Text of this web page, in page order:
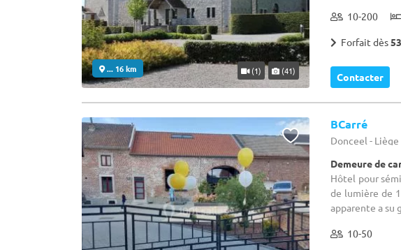
... 16 km (1) (41)
10-200
Forfait dès
Contacter
BCarré
Donceel - Liège
Demeure de
Hôtel pour
de lumière de
apparente a su
10-50